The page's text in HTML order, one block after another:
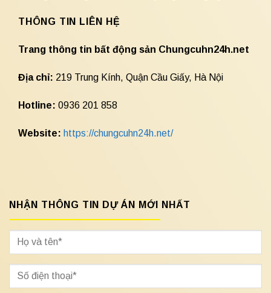
THÔNG TIN LIÊN HỆ
Trang thông tin bất động sản Chungcuhn24h.net
Địa chỉ: 219 Trung Kính, Quận Cầu Giấy, Hà Nội
Hotline: 0936 201 858
Website: https://chungcuhn24h.net/
NHẬN THÔNG TIN DỰ ÁN MỚI NHẤT